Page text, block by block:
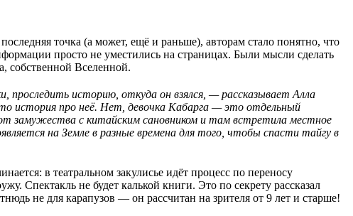
точка (а может, ещё и раньше), авторам стало понятно, что
просто не уместились на страницах. Были мысли сделать
собственной Вселенной.
историю, откуда он взялся, — рассказывает Алла
история про неё. Нет, девочка Кабарга — это отдельный
замужества с китайским сановником и там встретила местное
на Земле в разные времена для того, чтобы спасти тайгу в
в театральном закулисье идёт процесс по переносу
Спектакль не будет калькой книги. Это по секрету рассказал
не для карапузов — он рассчитан на зрителя от 9 лет и старше!